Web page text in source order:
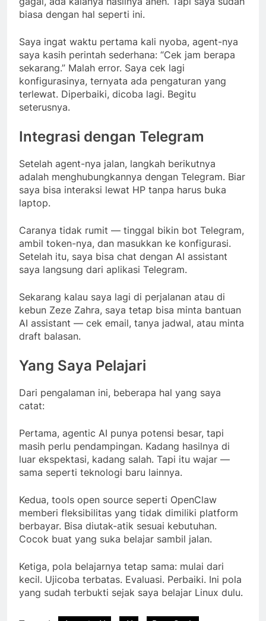
biasa dengan hal seperti ini.
Saya ingat waktu pertama kali nyoba, agent-nya
saya kasih perintah sederhana: “Cek jam berapa
sekarang.” Malah error. Saya cek lagi
konfigurasinya, ternyata ada pengaturan yang
terlewat. Diperbaiki, dicoba lagi. Begitu
seterusnya.
Integrasi dengan Telegram
Setelah agent-nya jalan, langkah berikutnya
adalah menghubungkannya dengan Telegram. Biar
saya bisa interaksi lewat HP tanpa harus buka
laptop.
Caranya tidak rumit — tinggal bikin bot Telegram,
ambil token-nya, dan masukkan ke konfigurasi.
Setelah itu, saya bisa chat dengan AI assistant
saya langsung dari aplikasi Telegram.
Sekarang kalau saya lagi di perjalanan atau di
kebun Zeze Zahra, saya tetap bisa minta bantuan
AI assistant — cek email, tanya jadwal, atau minta
draft balasan.
Yang Saya Pelajari
Dari pengalaman ini, beberapa hal yang saya
catat:
Pertama, agentic AI punya potensi besar, tapi
masih perlu pendampingan. Kadang hasilnya di
luar ekspektasi, kadang salah. Tapi itu wajar —
sama seperti teknologi baru lainnya.
Kedua, tools open source seperti OpenClaw
memberi fleksibilitas yang tidak dimiliki platform
berbayar. Bisa diutak-atik sesuai kebutuhan.
Cocok buat yang suka belajar sambil jalan.
Ketiga, pola belajarnya tetap sama: mulai dari
kecil. Ujicoba terbatas. Evaluasi. Perbaiki. Ini pola
yang sudah terbukti sejak saya belajar Linux dulu.